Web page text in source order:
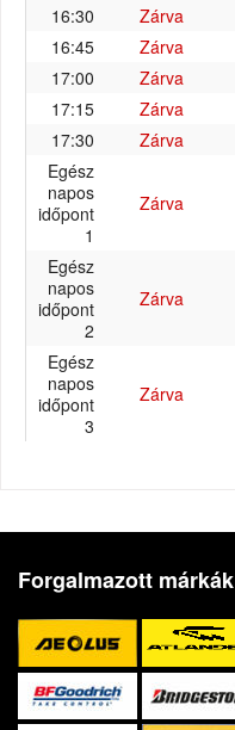
16:30
Zárva
16:45
Zárva
17:00
Zárva
17:15
Zárva
17:30
Zárva
Egész
napos
időpont
1
Zárva
Egész
napos
időpont
2
Zárva
Egész
napos
időpont
3
Zárva
Forgalmazott márkák